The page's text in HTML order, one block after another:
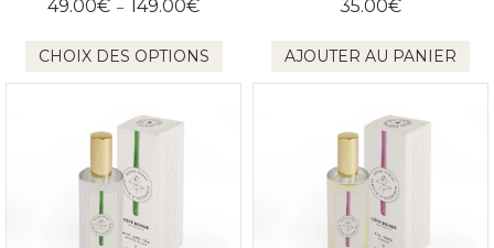
49.00€ – 149.00€
49.00€
CHOIX DES OPTIONS
a
35.00€
AJOUTER AU PANIER